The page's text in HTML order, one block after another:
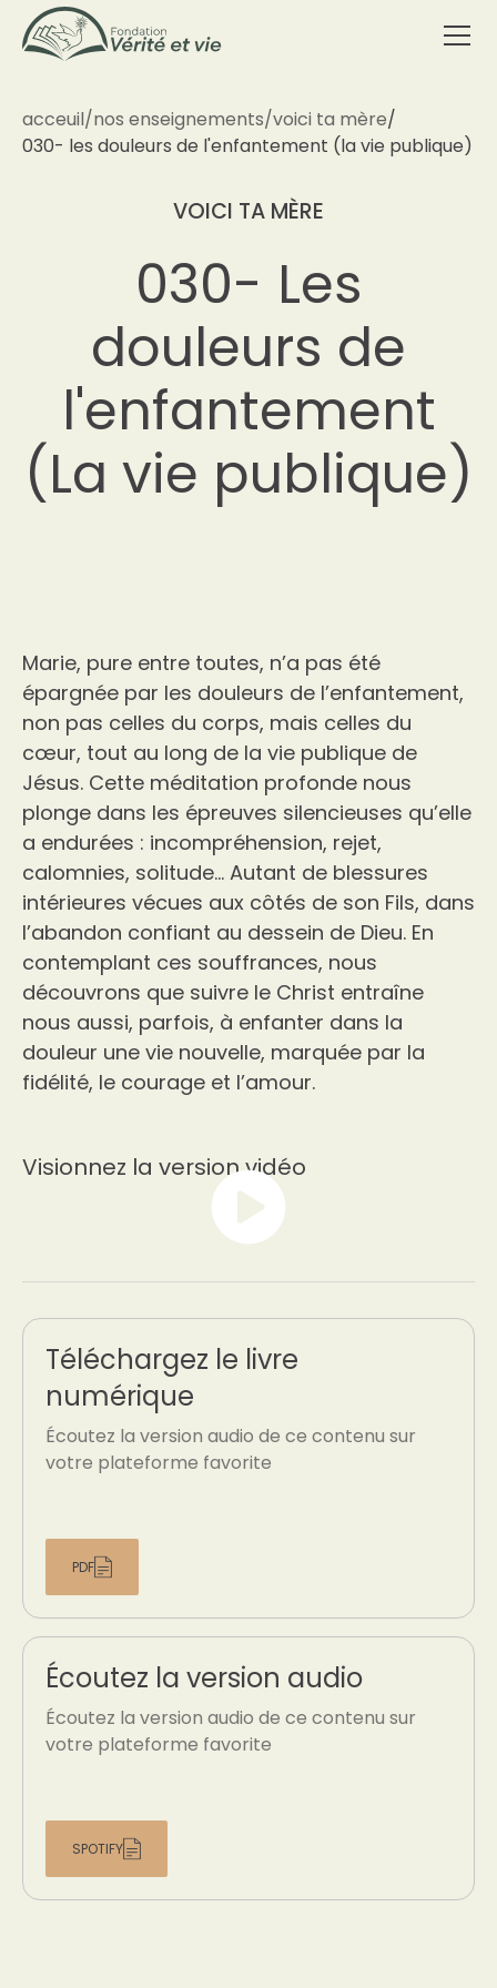
acceuil/nos enseignements/voici ta mère/
030- les douleurs de l'enfantement (la vie publique)
VOICI TA MÈRE
030- Les
douleurs de
l'enfantement
(La vie publique)
Marie, pure entre toutes, n’a pas été
épargnée par les douleurs de l’enfantement,
non pas celles du corps, mais celles du
cœur, tout au long de la vie publique de
Jésus. Cette méditation profonde nous
plonge dans les épreuves silencieuses qu’elle
a endurées : incompréhension, rejet,
calomnies, solitude… Autant de blessures
intérieures vécues aux côtés de son Fils, dans
l’abandon confiant au dessein de Dieu. En
contemplant ces souffrances, nous
découvrons que suivre le Christ entraîne
nous aussi, parfois, à enfanter dans la
douleur une vie nouvelle, marquée par la
fidélité, le courage et l’amour.
Visionnez la version vidéo
Téléchargez le livre
numérique
Écoutez la version audio de ce contenu sur
votre plateforme favorite
PDF
Écoutez la version audio
Écoutez la version audio de ce contenu sur
votre plateforme favorite
SPOTIFY